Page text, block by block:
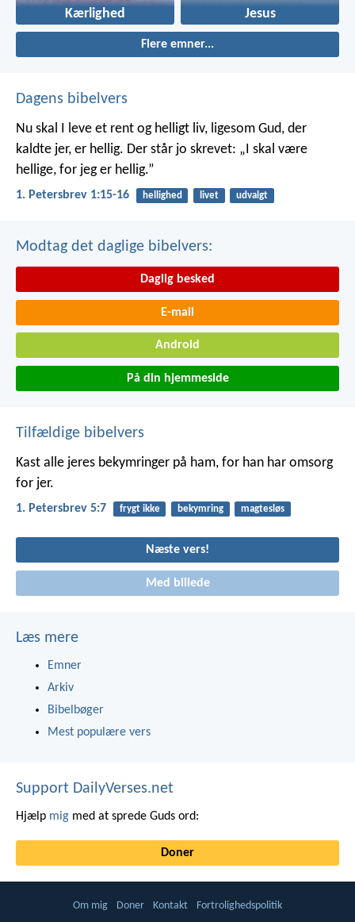
Kærlighed Jesus
Flere emner...
Dagens bibelvers
Nu skal I leve et rent og helligt liv, ligesom Gud, der
kaldte jer, er hellig. Der står jo skrevet: „I skal være
hellige, for jeg er hellig.”
1. Petersbrev 1:15-16 hellighed livet udvalgt
Modtag det daglige bibelvers:
Daglig besked
E-mail
Android
På din hjemmeside
Tilfældige bibelvers
Kast alle jeres bekymringer på ham, for han har omsorg
for jer.
1. Petersbrev 5:7 frygt ikke bekymring magtesløs
Næste vers!
Med billede
Læs mere
Emner
Arkiv
Bibelbøger
Mest populære vers
Support DailyVerses.net
Hjælp mig med at sprede Guds ord:
Doner
Om mig Doner Kontakt Fortrolighedspolitik